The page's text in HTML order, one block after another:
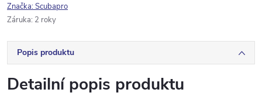
Značka:Scubapro
Záruka: 2 roky
Popis produktu
Detailní popis produktu